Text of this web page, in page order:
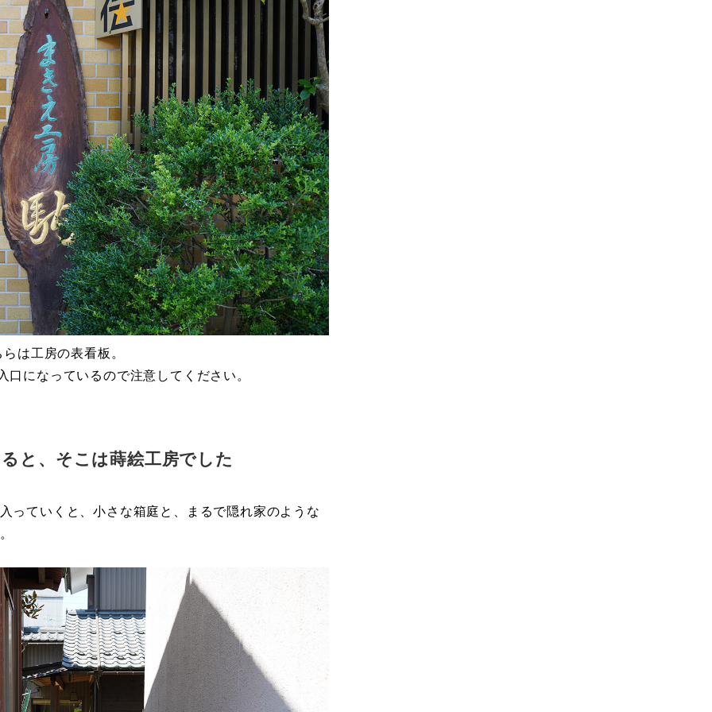
らは工房の表看板。
口になっているので注意してください。
と、そこは蒔絵工房でした
っていくと、小さな箱庭と、まるで隠れ家のような